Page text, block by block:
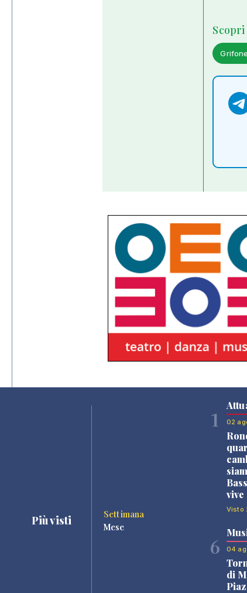
Più visti
Settimana
Mese
1 02
vive
Visto
6 04
di